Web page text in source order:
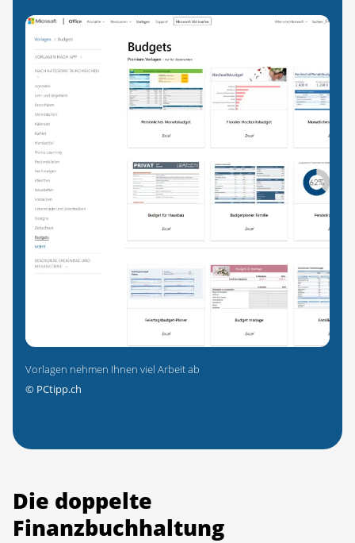
Vorlagen nehmen Ihnen viel Arbeit ab
© PCtipp.ch
Die doppelte
Finanzbuchhaltung